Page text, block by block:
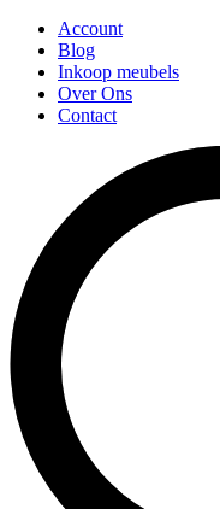
Account
Blog
Inkoop meubels
Over Ons
Contact